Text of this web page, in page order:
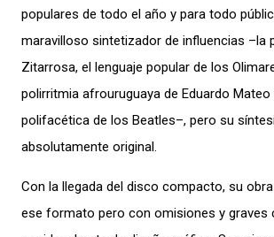
populares de todo el año y para todo
maravilloso sintetizador de influencias –la
Zitarrosa, el lenguaje popular de los
polirritmia afrouruguaya de Eduardo Mateo
polifacética de los Beatles–, pero su
absolutamente original.
Con la llegada del disco compacto, su
ese formato pero con omisiones y graves